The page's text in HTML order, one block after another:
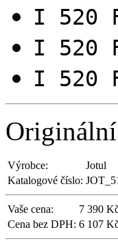
I 520
I 520
I 520
Výrobce:
Jotul
Katalogové číslo:
Vaše cena:
7 390
Cena bez DPH: 6 107